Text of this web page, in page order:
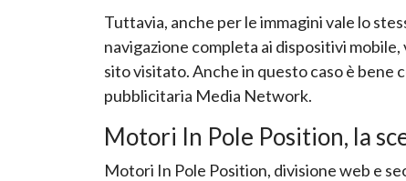
Tuttavia, anche per le immagini vale lo
navigazione completa ai dispositivi
sito visitato. Anche in questo caso è
pubblicitaria Media Network.
Motori In Pole Position, la
Motori In Pole Position, divisione web e